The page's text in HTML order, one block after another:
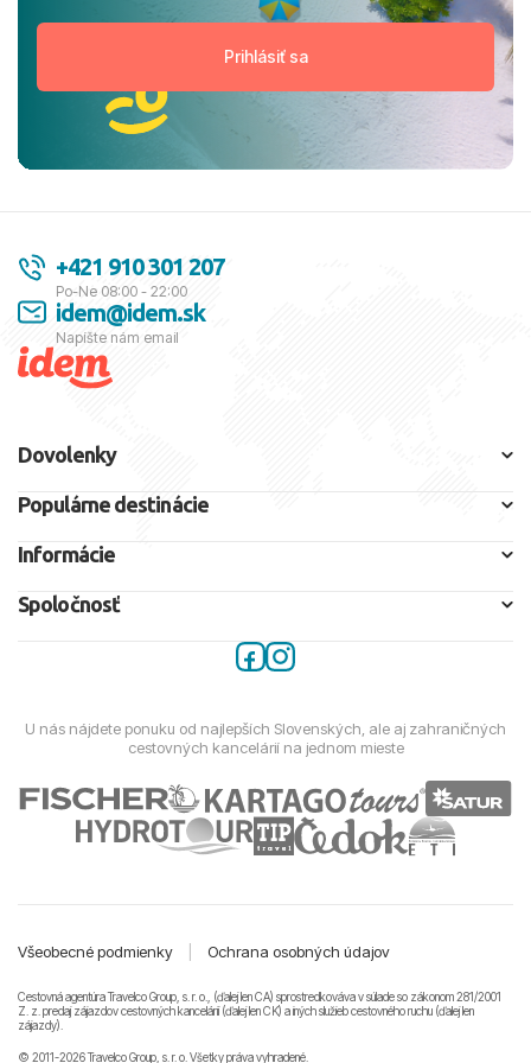
+421 910 301 207
Po-Ne 08:00 - 22:00
idem@idem.sk
Napíšte nám email
Dovolenky
Populárne destinácie
Informácie
Spoločnosť
U nás nájdete ponuku od najlepších Slovenských, ale aj zahraničných
cestovných kancelárií na jednom mieste
Všeobecné podmienky Ochrana osobných údajov
Cestovná agentúra Travelco Group, s. r. o., (ďalej len CA) sprostredkováva v súlade so zákonom 281/2001
Z. z. predaj zájazdov cestovných kancelárii (ďalej len CK) a iných služieb cestovného ruchu (ďalej len
zájazdy).
© 2011-2026 Travelco Group, s. r. o. Všetky práva vyhradené.